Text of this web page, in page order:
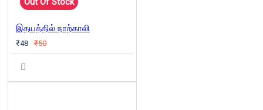
இதயத்தில் நாற்காலி
₹48 ₹50